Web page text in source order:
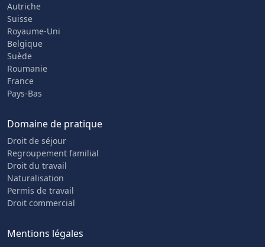
Autriche
Suisse
Royaume-Uni
Belgique
Suède
Roumanie
France
Pays-Bas
Domaine de pratique
Droit de séjour
Regroupement familial
Droit du travail
Naturalisation
Permis de travail
Droit commercial
Mentions légales